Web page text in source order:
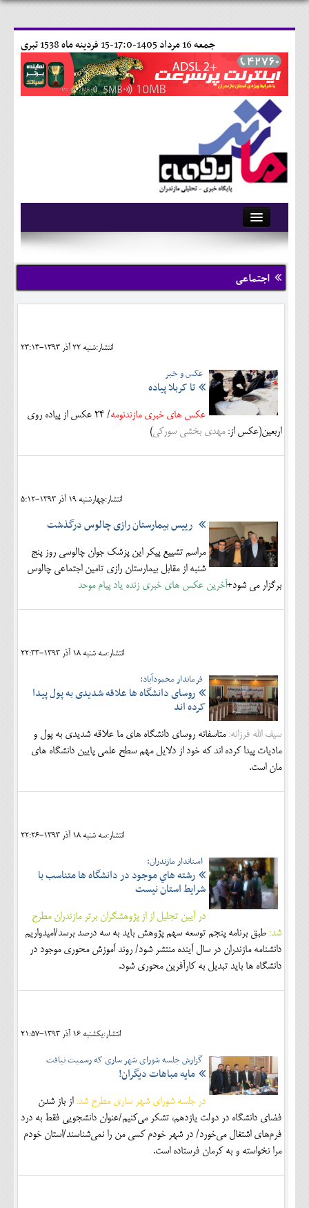
15 فردينه ماه 1538 تبری جمعه 16 مرداد 1405-17:0-
آرشیو
تماس با ما
وبلاگ
کلینیک
حقوقی
محیط زیست و گردشگری
خانه
اجتماعی
انتشار:شنبه 22 آذر 1393-23:13
عکس و خبر
تا کربلا پیاده
عکس های خبری مازندنومه
/ 24 عکس از پیاده روی
اربعین(عکس از: مهدی بخشی سورکی)
انتشار:چهارشنبه 19 آذر 1393-5:12
رییس بیمارستان رازی چالوس درگذشت
مراسم تشییع پیکر این پزشک جوان چالوسی روز پنج
شنبه از مقابل بیمارستان رازی تامین اجتماعی چالوس
برگزار می شود+آخرین عکس های خبری زنده یاد پیام موحد
انتشار:سه شنبه 18 آذر 1393-22:33
فرماندار محمودآباد:
روسای دانشگاه ها علاقه شدیدی به پول پیدا
کرده اند
سیف الله فرزانه: متاسفانه روسای دانشگاه های ما علاقه شدیدی به پول و
مادیات پیدا کرده اند که خود از دلایل مهم سطح علمی پایین دانشگاه های
مان است.
انتشار:سه شنبه 18 آذر 1393-22:26
استاندار مازندران:
رشته هاي موجود در دانشگاه ها متناسب با
شرايط استان نيست
در آيين تجليل از از پژوهشگران برتر مازندران مطرح
شد: طبق برنامه پنجم توسعه سهم پژوهش بايد به سه درصد برسد/امیدواریم
دانشنامه مازندران در سال آینده منتشر شود/ روند آموزش محوري موجود در
دانشگاه ها بايد تبديل به كارآفرين محوري شود.
انتشار:يکشنبه 16 آذر 1393-21:57
گزارش جلسه شورای شهر ساری که رسمیت نیافت
مایه مباهات دیگران!
در جلسه شورای شهر ساری مطرح شد: از باز شدن
فضای دانشگاه در دولت یازدهم، تشکر می‌کنیم/عنوان دانشجویی فقط به درد
فرم‌های اشتغال می‌خورد/ در شهر خودم کسی من را نمی‌شناسند/استان خودم
مرا نخواسته و به کرمان فرستاده است.